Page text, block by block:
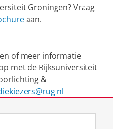
Groningen? Vraag
aan.
of meer informatie
met de Rijksuniversiteit
&
11:37